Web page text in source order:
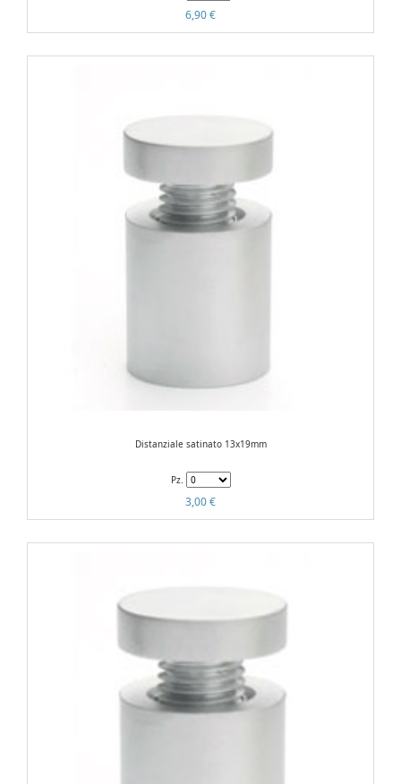
6,90 €
Distanziale satinato 13x19mm
Pz.
3,00 €